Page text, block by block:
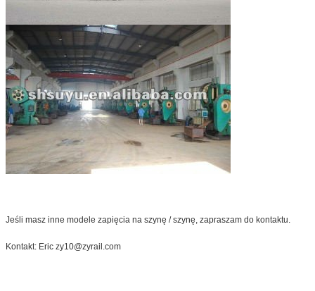
Jeśli masz inne modele zapięcia na szynę / szynę, zapraszam do kontaktu.
Kontakt: Eric zy10@zyrail.com